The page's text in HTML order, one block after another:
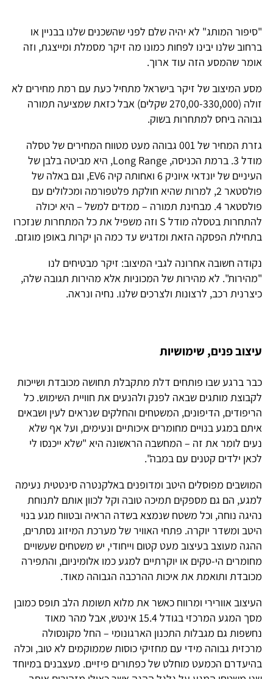
"סיפור המותג" לא יהיה שלם לפני שהשכנים שלנו בבניין או
ברחוב שלנו יבינו לפחות כמונו מה זיקר מסמלת ומייצגת, וזה
אומר שהמסע הזה עוד ארוך.
מסע המיצוב של זיקר בישראל מתחיל כעת עם רמת מחירים לא
זולה (270,00-330,000 שקלים) אבל כזאת שמציעה תמורה
גבוהה ביחס למתחרות בשוק.
גזרת המחיר של 001 גבוהה מעט מטווח המחירים של טסלה
מודל 3. ברמת הכניסה, Long Range, היא מביטה בלבן של
העיניים של יונדאי איוניק 6 ואחותה קיה EV6, וגם באלה של
פולסטאר 2, למרות שהיא חולקת פלטפורמה ומכלולים עם
פולסטאר 4. מבחינת תמורה – ממדים למשל – היא יכולה
להתחרות בטסלה מודל S וזה משפיל את כל המתחרות שנזכרו
בתחילת הפסקה הזאת ומדגיש עד כמה הן יקרות באופן מוגזם.
נקודה חשובה אחרונה לגבי המיצוב: זיקר מבטיחים לנו
"מהירות". לא מהירות של המכוניות אלא מהירות תגובה שלה,
כיצרנית רכב, לרצונות ולצרכים שלנו. נחיה ונראה.
עיצוב פנים, שימושיות
כבר ברגע שבו פותחים דלת מתקבלת תחושה מכובדת ושייכות
לקבוצת מותגים שבאה לפנק ולהנעים את חוויית השימוש. כל
הריפודים, הדיפונים, המשטחים והחלקים שנראים לעין ושבאים
איתם במגע בנויים מחומרים איכותיים ונעימים, ועל אף שלא
נעים לומר את זה – המחשבה הראשונה היא "שלא ייכנסו לי
לכאן ילדים קטנים עם במבה".
המושבים מפוסלים היטב ומדופנים באלקנטרה סינטטית נעימה
למגע, הם גם מספקים תמיכה טובה וקל לכוון אותם לתנוחת
נהיגה נוחה, וכל משטח שנמצא בשדה הראיה ובטווח מגע בנוי
היטב ומשדר יוקרה. פתחי האוויר של מערכת המיזוג נסתרים,
ההגה מעוצב בעיצוב מעט קטום וייחודי, יש משטחים שעשויים
מחומרים הי-טקים או יוקרתיים למגע כמו אלומיניום, והתפירה
מכובדת ותואמת את איכות ההרכבה הגבוהה מאוד.
העיצוב אוורירי ומרווח כאשר את מלוא תשומת הלב תופס כמובן
מסך המגע המרכזי בגודל 15.4 אינטש, אבל מהר מאוד
נחשפות גם מגבלות התכנון הארגונומי – החל מקונסולה
מרכזית גבוהה מידי עם מחזיקי כוסות שממוקמים לא טוב, וכלה
בהיעדרם הכמעט מוחלט של כפתורים פיזיים. מעצבנים במיוחד